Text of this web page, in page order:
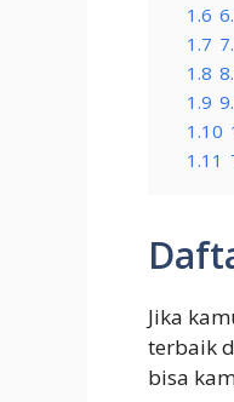
1.6
1.7
1.8
1.9
1.10
1.11
Jika
terbaik
bisa